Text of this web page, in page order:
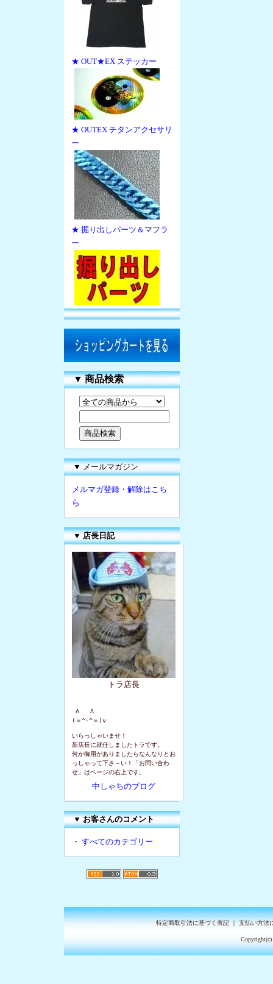
★ OUT★EX ステッカー
★ OUTEX チタンアクセサリ
ー
★ 掘り出しパーツ＆マフラ
ー
▼商品検索
▼ メールマガジン
メルマガ登録・解除はこち
ら
▼ 店長日記
トラ店長
Λ   Λ
(＝^-^＝)v
いらっしゃいませ！
新店長に就任しましたトラです。
何か御用がありましたらなんなりとお
っしゃって下さ～い！「お問い合わ
せ」はページの右上です。
中しゃちのブログ
▼お客さんのコメント
・ すべてのカテゴリー
特定商取引法に基づく表記｜支払い方法